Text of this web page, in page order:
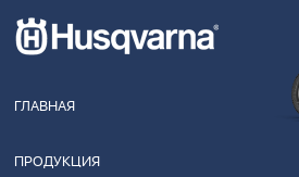
ГЛАВНАЯ
ПРОДУКЦИЯ